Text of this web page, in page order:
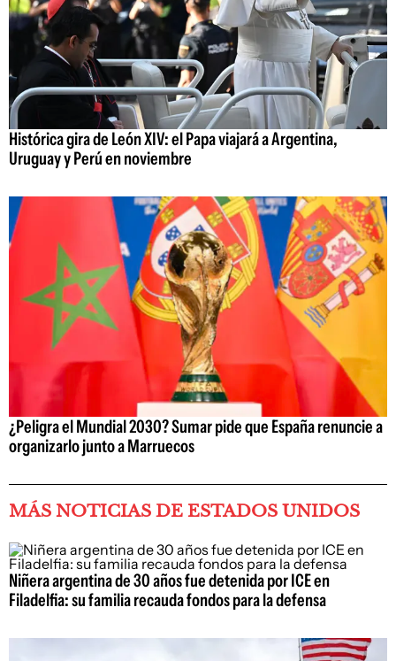
Histórica gira de León XIV: el Papa viajará a Argentina,
Uruguay y Perú en noviembre
¿Peligra el Mundial 2030? Sumar pide que España renuncie a
organizarlo junto a Marruecos
MÁS NOTICIAS DE ESTADOS UNIDOS
Niñera argentina de 30 años fue detenida por ICE en
Filadelfia: su familia recauda fondos para la defensa